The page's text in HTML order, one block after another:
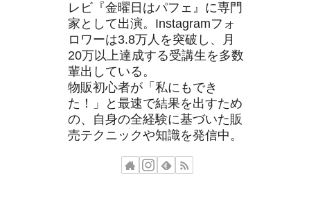
レビ『金曜日はパフェ』に専門
家として出演。Instagramフォ
ロワーは3.8万人を突破し、月
20万以上達成する受講生を多数
輩出している。
物販初心者が「私にもでき
た！」と最速で結果を出すため
の、自身の全経験に基づいた販
売テクニックや知識を発信中。